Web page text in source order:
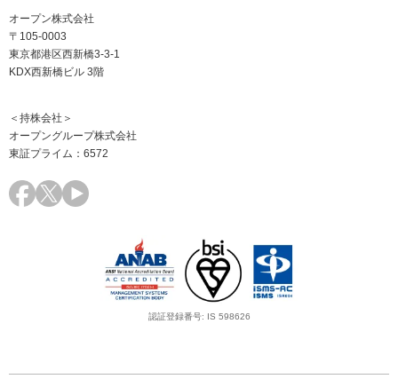
オープン株式会社
〒105-0003
東京都港区西新橋3-3-1
KDX西新橋ビル 3階
＜持株会社＞
オープングループ株式会社
東証プライム：6572
認証登録番号: IS 598626